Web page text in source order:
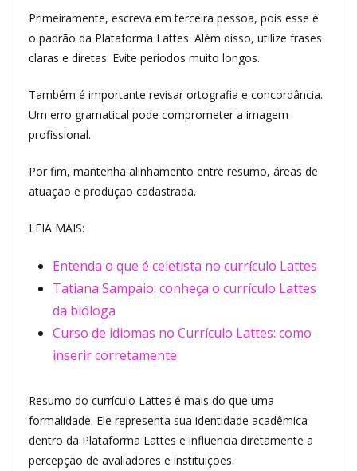
Primeiramente, escreva em terceira pessoa, pois esse é
o padrão da Plataforma Lattes. Além disso, utilize frases
claras e diretas. Evite períodos muito longos.
Também é importante revisar ortografia e concordância.
Um erro gramatical pode comprometer a imagem
profissional.
Por fim, mantenha alinhamento entre resumo, áreas de
atuação e produção cadastrada.
LEIA MAIS:
Entenda o que é celetista no currículo Lattes
Tatiana Sampaio: conheça o currículo Lattes
da bióloga
Curso de idiomas no Currículo Lattes: como
inserir corretamente
Resumo do currículo Lattes é mais do que uma
formalidade. Ele representa sua identidade acadêmica
dentro da Plataforma Lattes e influencia diretamente a
percepção de avaliadores e instituições.